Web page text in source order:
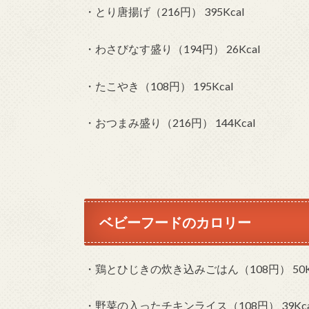
・とり唐揚げ（216円） 395Kcal
・わさびなす盛り（194円） 26Kcal
・たこやき（108円） 195Kcal
・おつまみ盛り（216円） 144Kcal
ベビーフードのカロリー
・鶏とひじきの炊き込みごはん（108円）
・野菜の入ったチキンライス（108円）